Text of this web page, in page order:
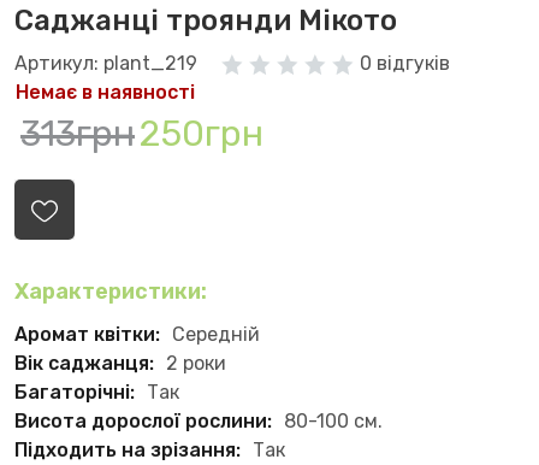
Саджанці троянди Мікото
Артикул: plant_219
0 відгуків
Немає в наявності
313грн250грн
Характеристики:
Аромат квітки: Середній
Вік саджанця: 2 роки
Багаторічні: Так
Висота дорослої рослини: 80-100 см.
Підходить на зрізання: Так